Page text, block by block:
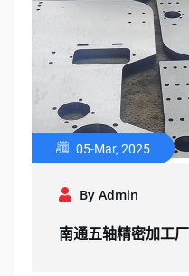
05-Mar, 2025
By Admin
南通五轴精密加工